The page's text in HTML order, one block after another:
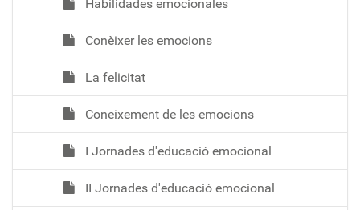
Habilidades emocionales
Conèixer les emocions
La felicitat
Coneixement de les emocions
I Jornades d'educació emocional
II Jornades d'educació emocional